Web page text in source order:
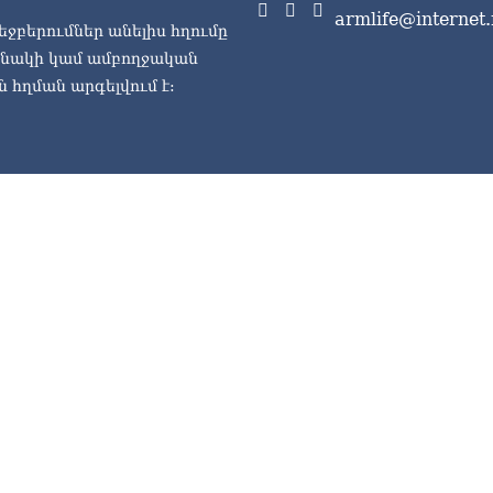
անելիս հղումը
կամ ամբողջական
արգելվում է: